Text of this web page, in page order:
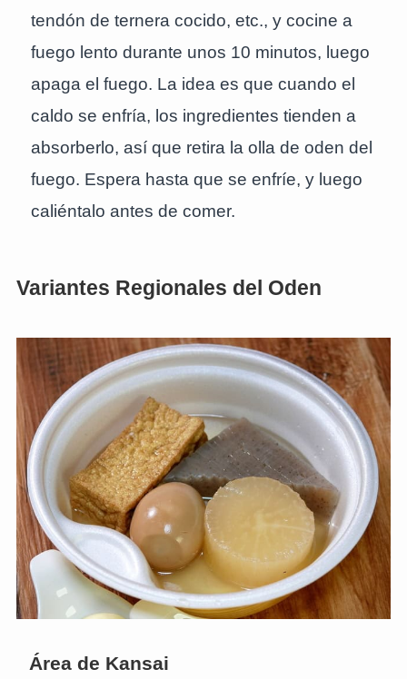
tendón de ternera cocido, etc., y cocine a
fuego lento durante unos 10 minutos, luego
apaga el fuego. La idea es que cuando el
caldo se enfría, los ingredientes tienden a
absorberlo, así que retira la olla de oden del
fuego. Espera hasta que se enfríe, y luego
caliéntalo antes de comer.
Variantes Regionales del Oden
Área de Kansai